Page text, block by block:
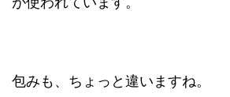
包みも、ちょっと違いますね。